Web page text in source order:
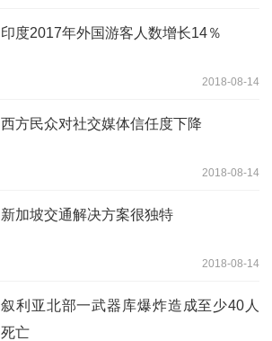
印度2017年外国游客人数增长14％
2018-08-14
西方民众对社交媒体信任度下降
2018-08-14
新加坡交通解决方案很独特
2018-08-14
叙利亚北部一武器库爆炸造成至少40人
死亡